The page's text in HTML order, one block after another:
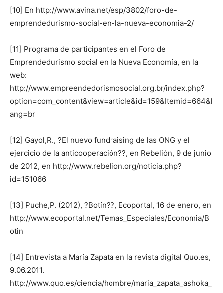
[10] En http://www.avina.net/esp/3802/foro-de-
emprendedurismo-social-en-la-nueva-economia-2/
[11] Programa de participantes en el Foro de
Emprendedurismo social en la Nueva Economía, en la
web:
http://www.empreendedorismosocial.org.br/index.php?
option=com_content&view=article&id=159&Itemid=664&l
ang=br
[12] Gayol,R., ?El nuevo fundraising de las ONG y el
ejercicio de la anticooperación??, en Rebelión, 9 de junio
de 2012, en http://www.rebelion.org/noticia.php?
id=151066
[13] Puche,P. (2012), ?Botín??, Ecoportal, 16 de enero, en
http://www.ecoportal.net/Temas_Especiales/Economia/B
otin
[14] Entrevista a María Zapata en la revista digital Quo.es,
9.06.2011.
http://www.quo.es/ciencia/hombre/maria_zapata_ashoka_